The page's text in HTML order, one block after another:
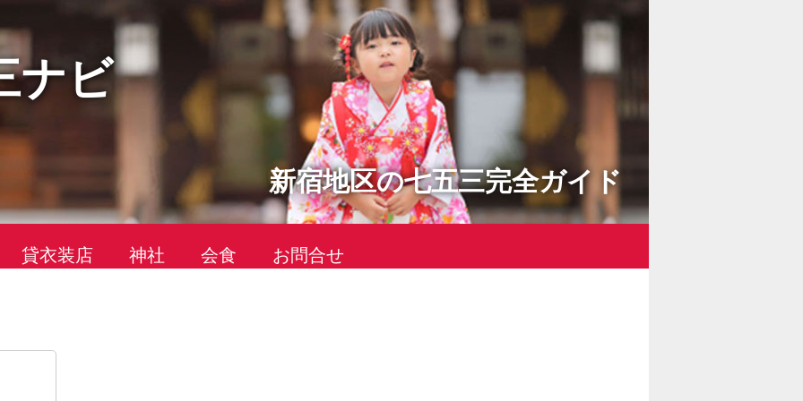
ナビ
新宿地区の七五三完全ガイド
貸衣装店 神社 会食 お問合せ